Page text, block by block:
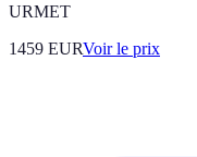
URMET
1459 EURVoir le prix